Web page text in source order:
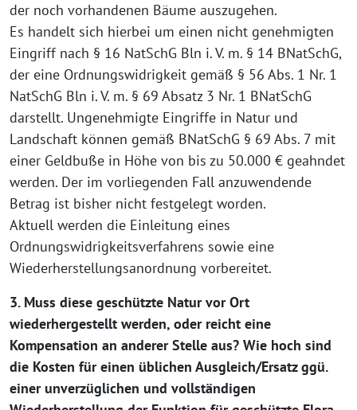
der noch vorhandenen Bäume auszugehen.
Es handelt sich hierbei um einen nicht genehmigten
Eingriff nach § 16 NatSchG Bln i. V. m. § 14 BNatSchG,
der eine Ordnungswidrigkeit gemäß § 56 Abs. 1 Nr. 1
NatSchG Bln i. V. m. § 69 Absatz 3 Nr. 1 BNatSchG
darstellt. Ungenehmigte Eingriffe in Natur und
Landschaft können gemäß BNatSchG § 69 Abs. 7 mit
einer Geldbuße in Höhe von bis zu 50.000 € geahndet
werden. Der im vorliegenden Fall anzuwendende
Betrag ist bisher nicht festgelegt worden.
Aktuell werden die Einleitung eines
Ordnungswidrigkeitsverfahrens sowie eine
Wiederherstellungsanordnung vorbereitet.
3. Muss diese geschützte Natur vor Ort
wiederhergestellt werden, oder reicht eine
Kompensation an anderer Stelle aus? Wie hoch sind
die Kosten für einen üblichen Ausgleich/Ersatz ggü.
einer unverzüglichen und vollständigen